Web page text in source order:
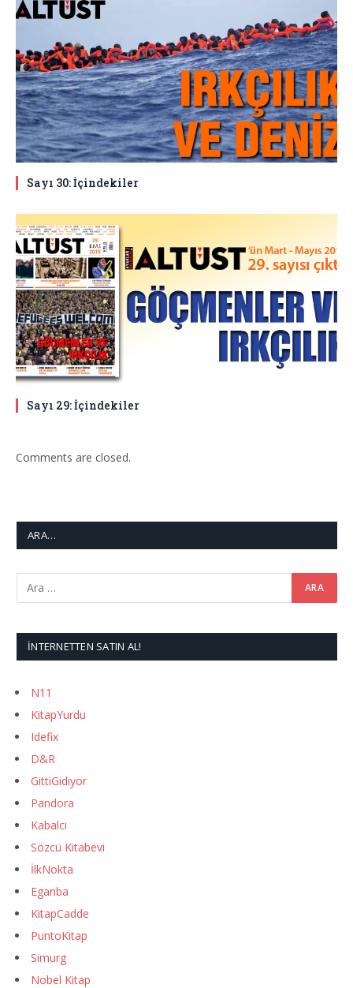
Sayı 30: İçindekiler
Sayı 29: İçindekiler
Comments are closed.
ARA…
İNTERNETTEN SATIN AL!
N11
KitapYurdu
Idefix
D&R
GittiGidiyor
Pandora
Kabalcı
Sözcü Kitabevi
İlkNokta
Eganba
KitapCadde
PuntoKitap
Simurg
Nobel Kitap